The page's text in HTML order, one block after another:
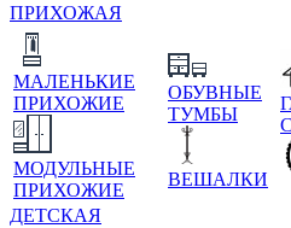
ПРИХОЖАЯ
МАЛЕНЬКИЕ
ПРИХОЖИЕ
МОДУЛЬНЫЕ
ПРИХОЖИЕ
ОБУВНЫЕ
ТУМБЫ
ВЕШАЛКИ
ДЕТСКАЯ